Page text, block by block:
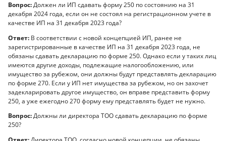
Вопрос:Должен ли ИП сдавать форму 250 по состоянию на 31
декабря 2024 года, если он не состоял на регистрационном учете в
качестве ИП на 31 декабря 2023 года?
Ответ: В соответствии с новой концепцией ИП, ранее не
зарегистрированные в качестве ИП на 31 декабря 2023 года, не
обязаны сдавать декларацию по форме 250. Однако если у таких лиц
имеются другие доходы, подлежащие налогообложению, или
имущество за рубежом, они должны будут представлять декларацию
по форме 270. Если у ИП нет имущества за рубежом, но он захочет
задекларировать другое имущество, он вправе представить форму
250, а уже ежегодно 270 форму ему представлять будет не нужно.
Вопрос:Должны ли директора ТОО сдавать декларацию по форме
250?